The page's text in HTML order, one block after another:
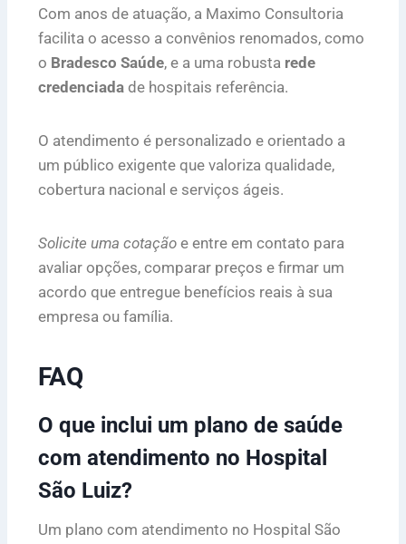
Com anos de atuação, a Maximo Consultoria
facilita o acesso a convênios renomados, como
o Bradesco Saúde, e a uma robusta rede
credenciada de hospitais referência.
O atendimento é personalizado e orientado a
um público exigente que valoriza qualidade,
cobertura nacional e serviços ágeis.
Solicite uma cotação e entre em contato para
avaliar opções, comparar preços e firmar um
acordo que entregue benefícios reais à sua
empresa ou família.
FAQ
O que inclui um plano de saúde
com atendimento no Hospital
São Luiz?
Um plano com atendimento no Hospital São